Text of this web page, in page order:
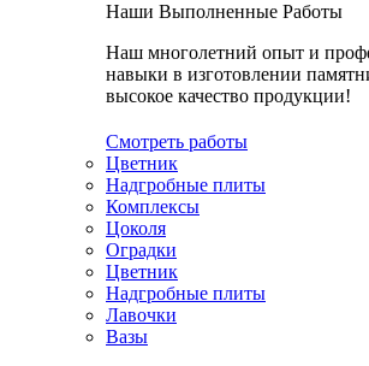
Наши Выполненные Работы
Наш многолетний опыт и
навыки в изготовлении
высокое качество продукции!
Смотреть работы
Цветник
Надгробные плиты
Комплексы
Цоколя
Оградки
Цветник
Надгробные плиты
Лавочки
Вазы